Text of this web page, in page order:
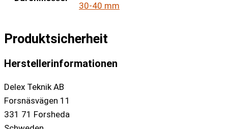
30-40 mm
Produktsicherheit
Herstellerinformationen
Delex Teknik AB
Forsnäsvägen 11
331 71 Forsheda